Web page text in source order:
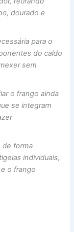
dourado e
para o
do caldo
sem
o frango ainda
se integram
de forma
individuais,
o frango